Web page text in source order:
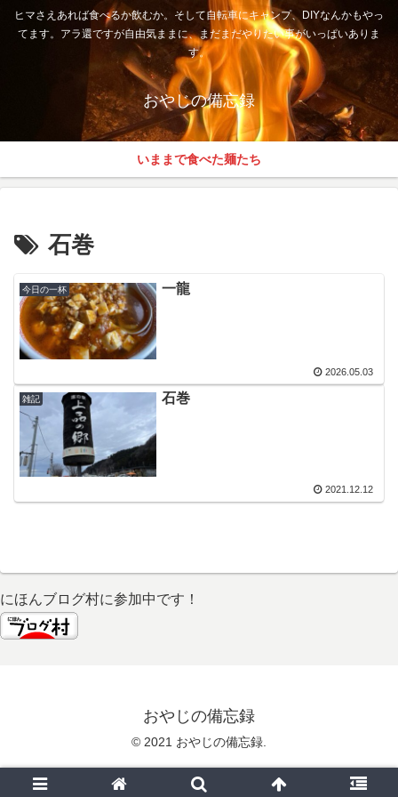
ヒマさえあれば食べるか飲むか。そして自転車にキャンプ、DIYなんかもやっ
てます。アラ還ですが自由気ままに、まだまだやりたい事がいっぱいありま
す。
おやじの備忘録
いままで食べた麺たち
石巻
今日の一杯 一龍
2026.05.03
雑記 石巻
2021.12.12
にほんブログ村に参加中です！
おやじの備忘録
© 2021 おやじの備忘録.